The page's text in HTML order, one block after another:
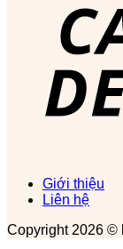
Giới thiệu
Liên hệ
Copyright 2026 ©